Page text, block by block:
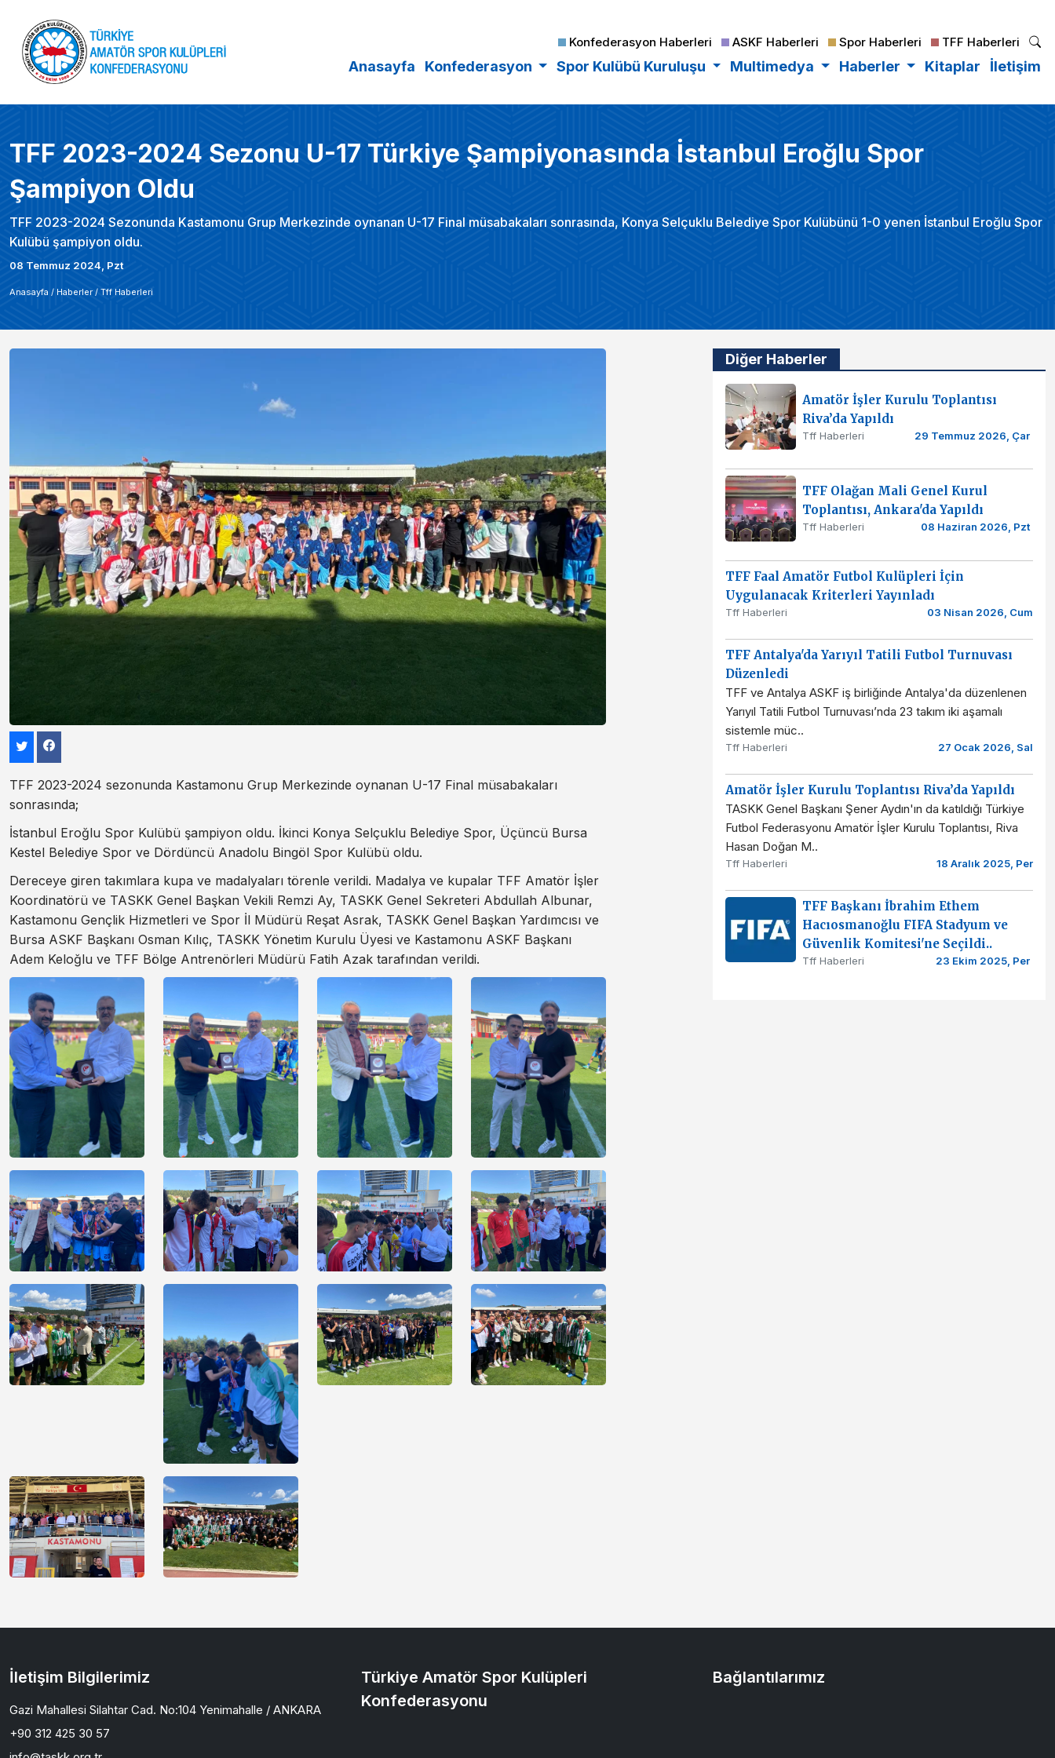
Konfederasyon Haberleri ASKF Haberleri Spor Haberleri TFF Haberleri
Anasayfa Konfederasyon Spor Kulübü Kuruluşu Multimedya Haberler Kitaplar İletişim
TFF 2023-2024 Sezonu U-17 Türkiye Şampiyonasında İstanbul Eroğlu Spor
Şampiyon Oldu
TFF 2023-2024 Sezonunda Kastamonu Grup Merkezinde oynanan U-17 Final müsabakaları sonrasında, Konya Selçuklu Belediye Spor Kulübünü 1-0 yenen İstanbul Eroğlu Spor
Kulübü şampiyon oldu.
08 Temmuz 2024, Pzt
Anasayfa / Haberler/ Tff Haberleri
TFF 2023-2024 sezonunda Kastamonu Grup Merkezinde oynanan U-17 Final müsabakaları
sonrasında;
İstanbul Eroğlu Spor Kulübü şampiyon oldu. İkinci Konya Selçuklu Belediye Spor, Üçüncü Bursa
Kestel Belediye Spor ve Dördüncü Anadolu Bingöl Spor Kulübü oldu.
Dereceye giren takımlara kupa ve madalyaları törenle verildi. Madalya ve kupalar TFF Amatör İşler
Koordinatörü ve TASKK Genel Başkan Vekili Remzi Ay, TASKK Genel Sekreteri Abdullah Albunar,
Kastamonu Gençlik Hizmetleri ve Spor İl Müdürü Reşat Asrak, TASKK Genel Başkan Yardımcısı ve
Bursa ASKF Başkanı Osman Kılıç, TASKK Yönetim Kurulu Üyesi ve Kastamonu ASKF Başkanı
Adem Keloğlu ve TFF Bölge Antrenörleri Müdürü Fatih Azak tarafından verildi.
Diğer Haberler
Amatör İşler Kurulu Toplantısı
Riva’da Yapıldı
Tff Haberleri 29 Temmuz 2026, Çar
TFF Olağan Mali Genel Kurul
Toplantısı, Ankara'da Yapıldı
Tff Haberleri 08 Haziran 2026, Pzt
TFF Faal Amatör Futbol Kulüpleri İçin
Uygulanacak Kriterleri Yayınladı
Tff Haberleri 03 Nisan 2026, Cum
TFF Antalya'da Yarıyıl Tatili Futbol Turnuvası
Düzenledi
TFF ve Antalya ASKF iş birliğinde Antalya'da düzenlenen
Yarıyıl Tatili Futbol Turnuvası’nda 23 takım iki aşamalı
sistemle müc..
Tff Haberleri 27 Ocak 2026, Sal
Amatör İşler Kurulu Toplantısı Riva’da Yapıldı
TASKK Genel Başkanı Şener Aydın'ın da katıldığı Türkiye
Futbol Federasyonu Amatör İşler Kurulu Toplantısı, Riva
Hasan Doğan M..
Tff Haberleri 18 Aralık 2025, Per
TFF Başkanı İbrahim Ethem
Hacıosmanoğlu FIFA Stadyum ve
Güvenlik Komitesi'ne Seçildi..
Tff Haberleri 23 Ekim 2025, Per
İletişim Bilgilerimiz
Gazi Mahallesi Silahtar Cad. No:104 Yenimahalle / ANKARA
+90 312 425 30 57
Türkiye Amatör Spor Kulüpleri
Konfederasyonu
Bağlantılarımız